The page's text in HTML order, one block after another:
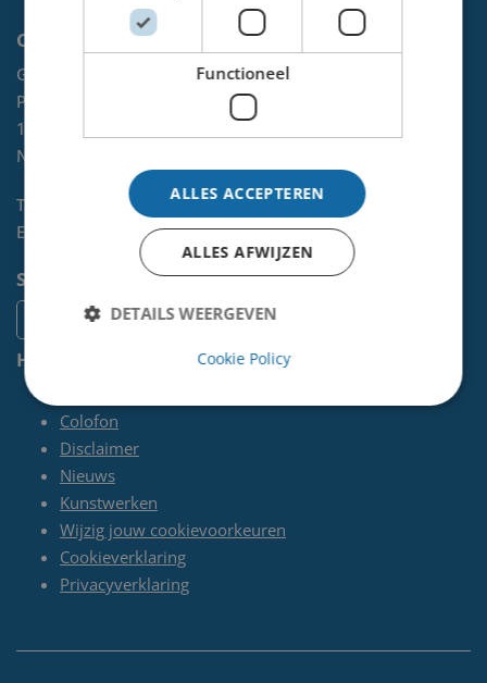
Contact
Gemeente Velsen
Postbus 465
1970 AL
NL
Telefoon:
0255-567 200
E-mail:
kunst@velsen.nl
Socials
Handige pagina's
Colofon
Disclaimer
Nieuws
Kunstwerken
Wijzig jouw cookievoorkeuren
Cookieverklaring
Privacyverklaring
Functioneel
ALLES ACCEPTEREN
ALLES AFWIJZEN
DETAILS WEERGEVEN
Cookie Policy